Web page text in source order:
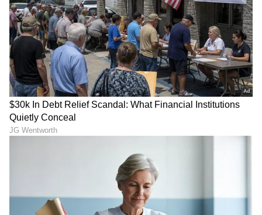
ಸಿಡಿಸಿದ್ದರು. ಆದರೆ 2ನೇ ಪಂದ್ಯದಲ್ಲಿ 48 ರನ್ ಕಾಣಿಕೆ
ನೀಡಿದ್ದಾರೆ.
LATEST VIDEOS